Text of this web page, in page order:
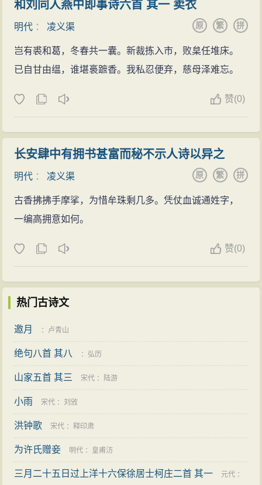
和刘同人燕中即事诗六首 其一 卖衣
明代 ： 凌义渠 拼
繁
原
岂有裘和葛，冬春共一囊。新裁拣入市，败枲任堆床。
已自甘由缊，谁堪裛蹠香。我私忍便弃，慈母泽难忘。
赞(0)
长安肆中有拥书甚富而秘不示人诗以异之
明代 ： 凌义渠 拼
繁
原
古香拂拂手摩挲，为惜牟珠剩几多。凭仗血诚通姓字，
一编高拥意如何。
赞(0)
热门古诗文
邀月 ： 卢青山
绝句八首 其八 ： 弘历
山家五首 其三 宋代 ： 陆游
小雨 宋代 ：刘攽
洪钟歌 宋代 ：释印肃
为许氏赠妾 明代 ： 皇甫汸
三月二十五日过上洋十六保徐居士柯庄二首 其一 元代 ：